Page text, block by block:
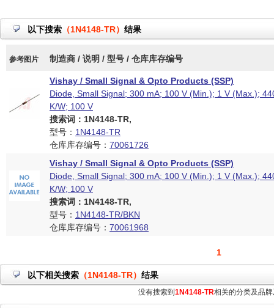
以下搜索 （1N4148-TR） 结果
参考图片 制造商 / 说明 / 型号 / 仓库库存编号
Vishay / Small Signal & Opto Products (SSP)
Diode, Small Signal; 300 mA; 100 V (Min.); 1 V (Max.);
K/W; 100 V
搜索词：1N4148-TR,
型号： 1N4148-TR
仓库库存编号： 70061726
Vishay / Small Signal & Opto Products (SSP)
Diode, Small Signal; 300 mA; 100 V (Min.); 1 V (Max.);
K/W; 100 V
搜索词：1N4148-TR,
型号： 1N4148-TR/BKN
仓库库存编号： 70061968
1
以下相关搜索 （1N4148-TR） 结果
没有搜索到 1N4148-TR相关的分类及品